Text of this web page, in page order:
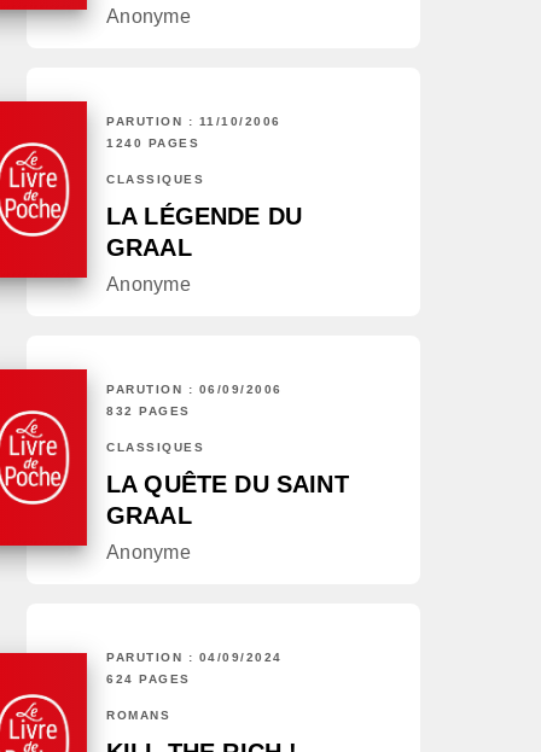
Anonyme
PARUTION : 11/10/2006
1240 PAGES
CLASSIQUES
LA LÉGENDE DU
GRAAL
Anonyme
PARUTION : 06/09/2006
832 PAGES
CLASSIQUES
LA QUÊTE DU SAINT
GRAAL
Anonyme
PARUTION : 04/09/2024
624 PAGES
ROMANS